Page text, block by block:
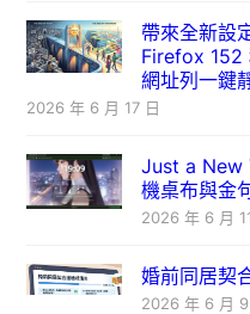
帶來全新設
Firefox 152
網址列一鍵
2026 年 6 月 17 日
Just a New
機桌布與金句
2026 年 6 月
婚前同居契
2026 年 6 月 9